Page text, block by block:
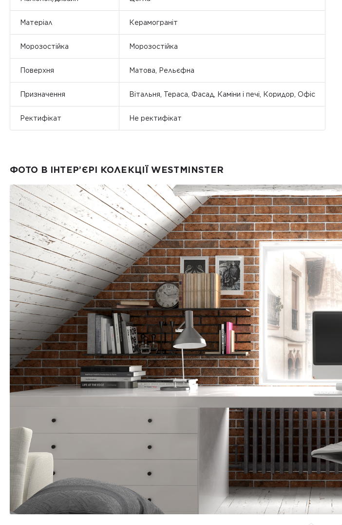
Матеріал Керамограніт
Морозостійка Морозостійка
Поверхня Матова, Рельєфна
Призначення Вітальня, Тераса, Фасад, Каміни і печі, Коридор, Офіс
Ректифікат Не ректифікат
ФОТО В ІНТЕР’ЄРІ КОЛЕКЦІЇ WESTMINSTER